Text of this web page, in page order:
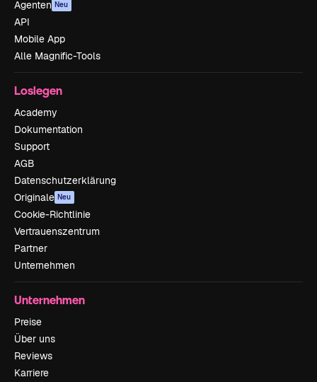
Agenten Neu
API
Mobile App
Alle Magnific-Tools
Loslegen
Academy
Dokumentation
Support
AGB
Datenschutzerklärung
Originale Neu
Cookie-Richtlinie
Vertrauenszentrum
Partner
Unternehmen
Unternehmen
Preise
Über uns
Reviews
Karriere